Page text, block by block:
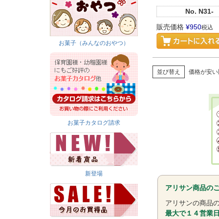
お菓子（みんなのおやつ）
お菓子カタログ請求
新登場
No. N31-
販売価格 ¥950税込
並び替え 価格が安
アリサン商品の
アリサンの商品
最大で１４営業